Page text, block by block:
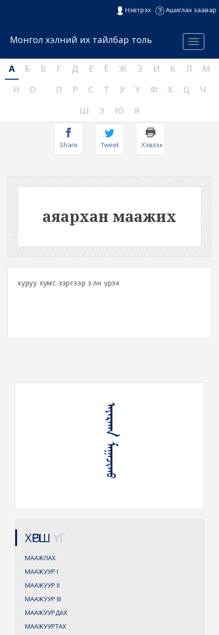
Нэвтрэх Ашиглах заавар
Menu
Монгол хэлний их тайлбар толь
А Б В Г Д Е Ё Ж З И К Л
М
Н
О П Р С Т У Ү Ф Х Ц
Ч
Ш
Э Ю Я
Share Tweet Хэвлэх
аяархан маажих
хуруу хумс зэргээр зөөлөн үрэх
ᠠᠶᠠᠷᠬᠠᠨ ᠮᠠᠭᠠᠵᠢᠬᠤ
ХӨРШ ҮГ
МААЖЛАХ
МААЖУУР I
МААЖУУР II
МААЖУУР III
МААЖУУРДАХ
МААЖУУРТАХ